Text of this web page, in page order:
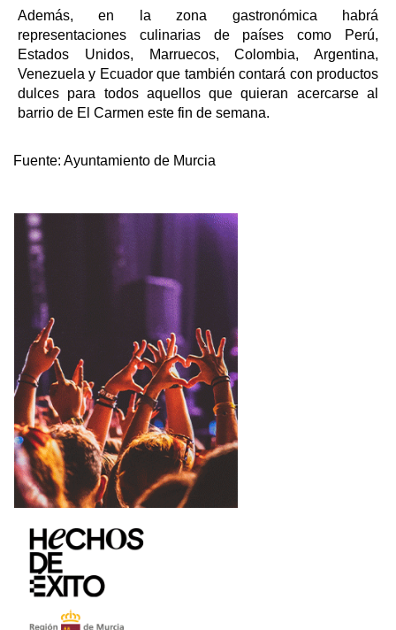
Además, en la zona gastronómica habrá
representaciones culinarias de países como Perú,
Estados Unidos, Marruecos, Colombia, Argentina,
Venezuela y Ecuador que también contará con productos
dulces para todos aquellos que quieran acercarse al
barrio de El Carmen este fin de semana.
Fuente: Ayuntamiento de Murcia